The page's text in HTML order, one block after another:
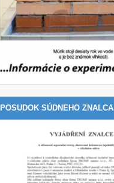
POSUDOK SÚDNEHO ZNALCA